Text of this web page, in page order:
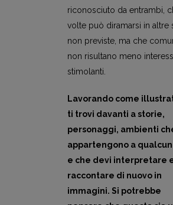
riconosciuto da entrambi,
volte può diramarsi in altre
non previste, ma che
non risultano meno
stimolanti.
Lavorando come
ti trovi davanti a storie,
personaggi, ambienti
appartengono a
e che devi interpretare
raccontare di nuovo in
immagini. Si potrebbe